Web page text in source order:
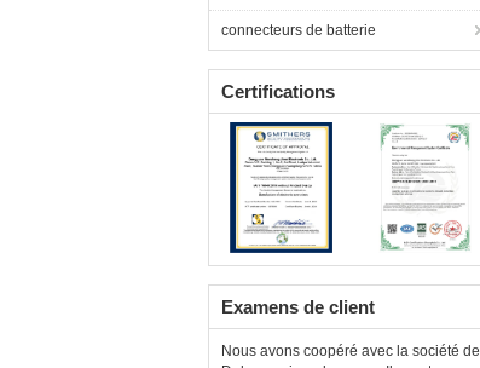
connecteurs de batterie
Certifications
Examens de client
Nous avons coopéré avec la société de